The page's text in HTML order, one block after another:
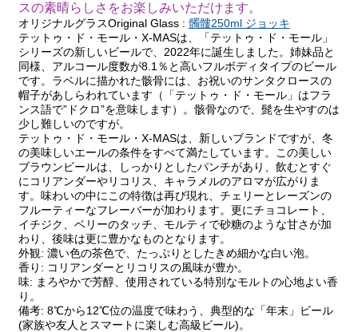
スの素晴らしさをお楽しみいただけます。
オリジナルグラスOriginal Glass : 髑髏250ml ジョッキ
テットゥ・ド・モール・X-MASは、「テットゥ・ド・モール」
シリーズの新しいビールで、2022年に誕生しました。姉妹品と
同様、アルコール度数が8.1％と高いフルボディタイプのビール
です。ラベルに描かれた骸骨には、お祝いのサンタクロースの
帽子があしらわれています（「テットゥ・ド・モール」はフラ
ンス語で”ドクロ”を意味します）。骸骨なので、髭を生やすのは
少し難しいのですが。
テットゥ・ド・モール・X-MASは、新しいブランドですが、冬
の美味しいエールの条件をすべて満たしています。この美しい
ブラウンビールは、しっかりとしたパンチがあり、飲むとすぐ
にコリアンダーやリコリス、キャラメルのアロマが広がりま
す。味わいの中にこの特徴は再び現れ、チェリーとレーズンの
フルーティーなフレーバーが加わります。更にチョコレート、
イチジク、ベリーのタッチ、モルティで砂糖のような甘さが加
わり、後味は更に豊かなものとなります。
外観: 濃い色の茶色で、たっぷりとしたきめ細かな白い泡。
香り: コリアンダーとリコリスの風味が豊か。
味: まろやかで芳醇、使用されている特別なモルトの心地よい香
り。
備考: 8℃から12℃位の温度で味わう、典型的な「年末」ビール
(家族や友人とスマートに楽しむ高級ビール)。